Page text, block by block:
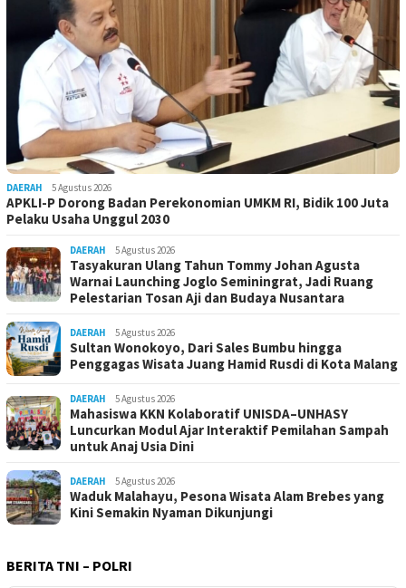
DAERAH 5 Agustus 2026
APKLI-P Dorong Badan Perekonomian UMKM RI, Bidik 100 Juta
Pelaku Usaha Unggul 2030
DAERAH 5 Agustus 2026
Tasyakuran Ulang Tahun Tommy Johan Agusta
Warnai Launching Joglo Seminingrat, Jadi Ruang
Pelestarian Tosan Aji dan Budaya Nusantara
DAERAH 5 Agustus 2026
Sultan Wonokoyo, Dari Sales Bumbu hingga
Penggagas Wisata Juang Hamid Rusdi di Kota Malang
DAERAH 5 Agustus 2026
Mahasiswa KKN Kolaboratif UNISDA–UNHASY
Luncurkan Modul Ajar Interaktif Pemilahan Sampah
untuk Anaj Usia Dini
DAERAH 5 Agustus 2026
Waduk Malahayu, Pesona Wisata Alam Brebes yang
Kini Semakin Nyaman Dikunjungi
BERITA TNI – POLRI